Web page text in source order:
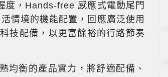
度，Hands-free 感應式電動尾門
情境的機能配置，回應廣泛使用
技配備，以更富餘裕的行路節奏
均衡的產品實力，將舒適配備、